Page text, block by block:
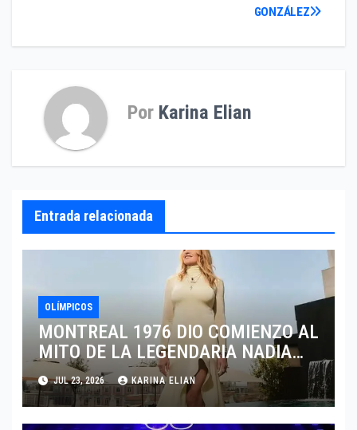
entradas
GONZÁLEZ
Por Karina Elian
Entrada relacionada
OLÍMPICOS
MONTREAL 1976 DIO COMIENZO AL
MITO DE LA LEGENDARIA NADIA
COMANECI
JUL 23, 2026 KARINA ELIAN